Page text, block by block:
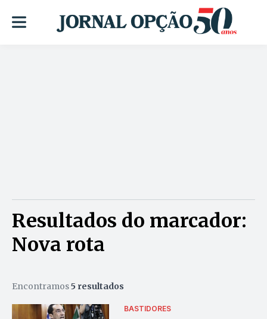
Resultados do marcador:
Nova rota
Encontramos5 resultados
BASTIDORES